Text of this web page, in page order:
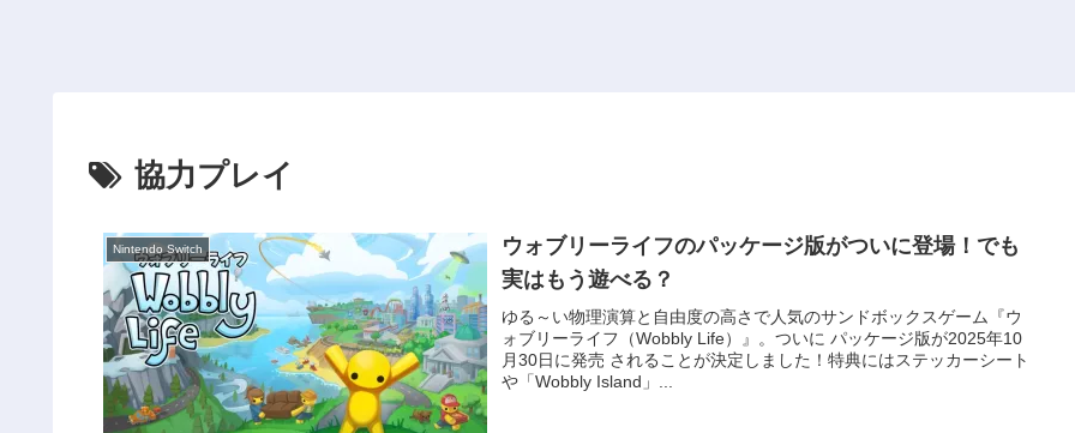
協力プレイ
Nintendo Switch
ウォブリーライフのパッケージ版がついに登場！でも
実はもう遊べる？
ゆる～い物理演算と自由度の高さで人気のサンドボックスゲーム『ウ
ォブリーライフ（Wobbly Life）』。ついに パッケージ版が2025年10
月30日に発売 されることが決定しました！特典にはステッカーシート
や「Wobbly Island」...